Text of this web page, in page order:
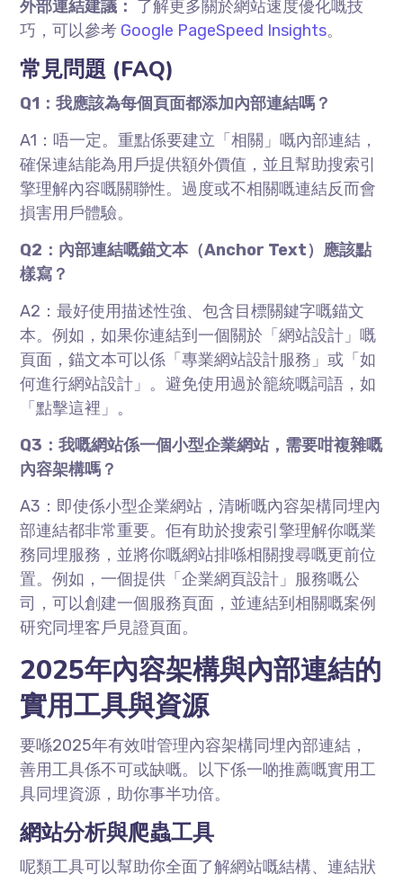
外部連結建議： 了解更多關於網站速度優化嘅技
巧，可以參考 Google PageSpeed Insights。
常見問題 (FAQ)
Q1：我應該為每個頁面都添加內部連結嗎？
A1：唔一定。重點係要建立「相關」嘅內部連結，
確保連結能為用戶提供額外價值，並且幫助搜索引
擎理解內容嘅關聯性。過度或不相關嘅連結反而會
損害用戶體驗。
Q2：內部連結嘅錨文本（Anchor Text）應該點
樣寫？
A2：最好使用描述性強、包含目標關鍵字嘅錨文
本。例如，如果你連結到一個關於「網站設計」嘅
頁面，錨文本可以係「專業網站設計服務」或「如
何進行網站設計」。避免使用過於籠統嘅詞語，如
「點擊這裡」。
Q3：我嘅網站係一個小型企業網站，需要咁複雜嘅
內容架構嗎？
A3：即使係小型企業網站，清晰嘅內容架構同埋內
部連結都非常重要。佢有助於搜索引擎理解你嘅業
務同埋服務，並將你嘅網站排喺相關搜尋嘅更前位
置。例如，一個提供「企業網頁設計」服務嘅公
司，可以創建一個服務頁面，並連結到相關嘅案例
研究同埋客戶見證頁面。
2025年內容架構與內部連結的
實用工具與資源
要喺2025年有效咁管理內容架構同埋內部連結，
善用工具係不可或缺嘅。以下係一啲推薦嘅實用工
具同埋資源，助你事半功倍。
網站分析與爬蟲工具
呢類工具可以幫助你全面了解網站嘅結構、連結狀